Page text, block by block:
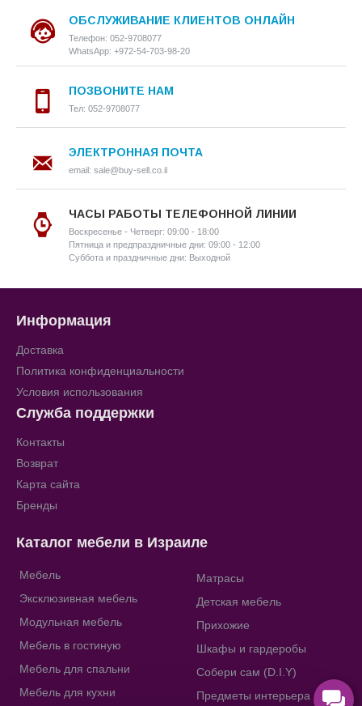
ОБСЛУЖИВАНИЕ КЛИЕНТОВ ОНЛАЙН
Телефон: 052-9708077
WhatsApp: +972-54-703-98-20
ПОЗВОНИТЕ НАМ
Тел: 052-9708077
ЭЛЕКТРОННАЯ ПОЧТА
email: sale@buy-sell.co.il
ЧАСЫ РАБОТЫ ТЕЛЕФОННОЙ ЛИНИИ
Воскресенье - Четверг: 09:00 - 18:00
Пятница и предпраздничные дни: 09:00 - 12:00
Суббота и праздничные дни: Выходной
Информация
Доставка
Политика конфиденциальности
Условия использования
Служба поддержки
Контакты
Возврат
Карта сайта
Бренды
Каталог мебели в Израиле
Мебель
Эксклюзивная мебель
Модульная мебель
Мебель в гостиную
Мебель для спальни
Мебель для кухни
Матрасы
Детская мебель
Прихожие
Шкафы и гардеробы
Собери сам (D.I.Y)
Предметы интерьера